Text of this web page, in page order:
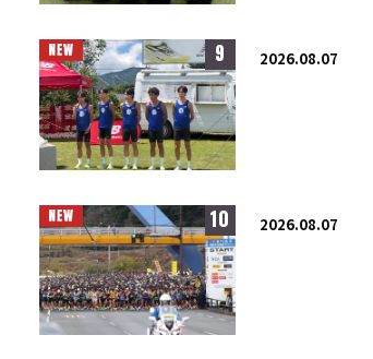
9 2026.08.07
10 2026.08.07